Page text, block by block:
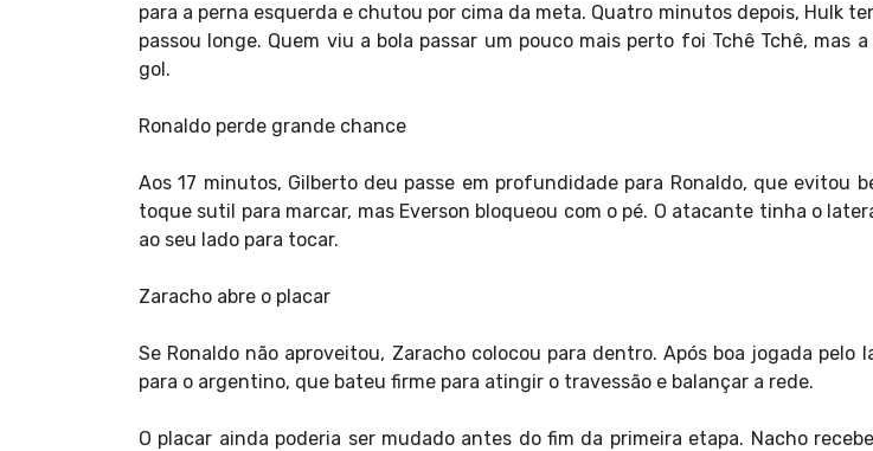
para a perna esquerda e chutou por cima da meta. Quatro minutos depois, Hulk
passou longe. Quem viu a bola passar um pouco mais perto foi Tchê Tchê, mas
gol.
Ronaldo perde grande chance
Aos 17 minutos, Gilberto deu passe em profundidade para Ronaldo, que evitou
toque sutil para marcar, mas Everson bloqueou com o pé. O atacante tinha o
ao seu lado para tocar.
Zaracho abre o placar
Se Ronaldo não aproveitou, Zaracho colocou para dentro. Após boa jogada pelo
para o argentino, que bateu firme para atingir o travessão e balançar a rede.
O placar ainda poderia ser mudado antes do fim da primeira etapa. Nacho